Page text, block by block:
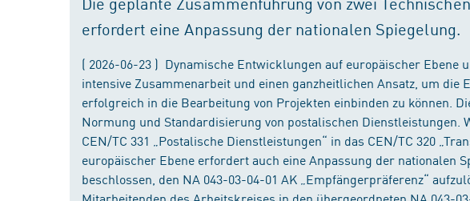
erfordert eine Anpassung der nationalen Spiegelung.
( 2026-06-23 ) Dynamische Entwicklungen auf europäischer
intensive Zusammenarbeit und einen ganzheitlichen Ansatz, um
erfolgreich in die Bearbeitung von Projekten einbinden zu können.
Normung und Standardisierung von postalischen Dienstleistungen.
CEN/TC 331 „Postalische Dienstleistungen“ in das CEN/TC 320
europäischer Ebene erfordert auch eine Anpassung der nationalen
beschlossen, den NA 043-03-04-01 AK „Empfängerpräferenz“